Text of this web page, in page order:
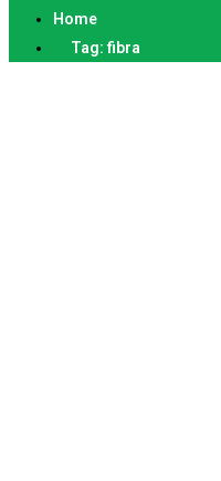
Home
Tag: fibra